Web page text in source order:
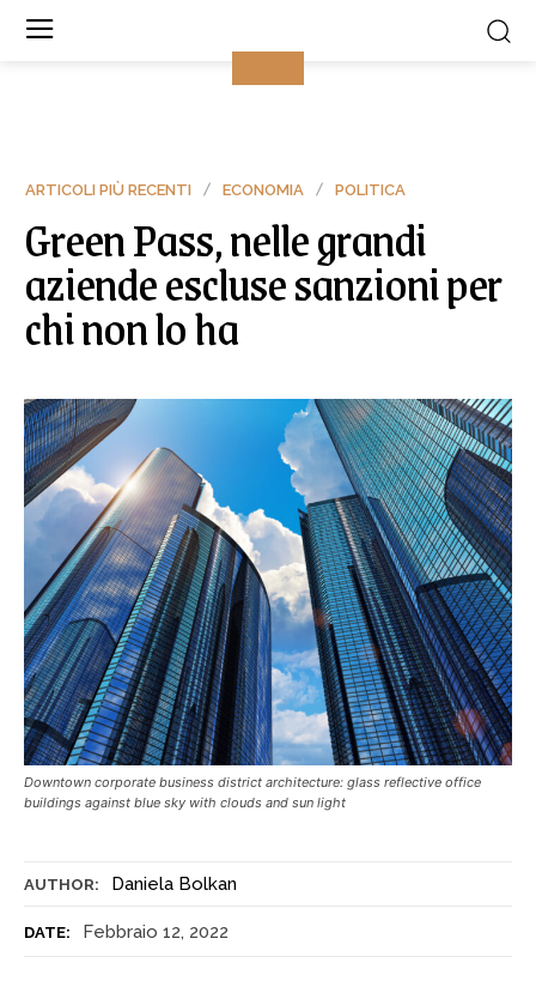
AUTHOR: Daniela Bolkan
DATE: Febbraio 12, 2022
ARTICOLI PIÙ RECENTI ECONOMIA POLITICA
Green Pass, nelle grandi
aziende escluse sanzioni per
chi non lo ha
Downtown corporate business district architecture: glass reflective office
buildings against blue sky with clouds and sun light